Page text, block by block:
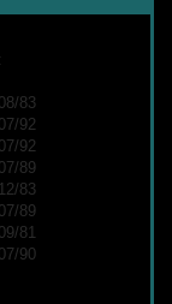
83
92
92
89
83
89
81
90